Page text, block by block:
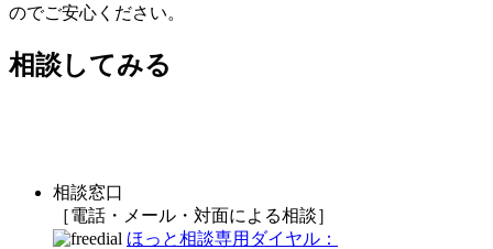
のでご安心ください。
相談してみる
相談窓口
［電話・メール・対面による相談］
ほっと相談専用ダイヤル：